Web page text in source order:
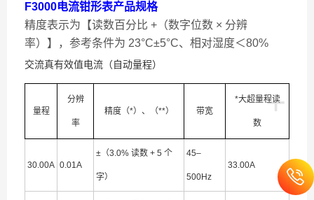
F3000电流钳形表产品规格
精度表示为【读数百分比 +（数字位数 × 分辨
率）】，参考条件为 23°C±5°C、相对湿度＜80%
交流真有效值电流（自动量程）
+
量程
分辨
率
精度（*）、（**） 带宽
*大超量程读
数
30.00A 0.01A
±（3.0% 读数 + 5 个
字）
45–
500Hz
33.00A